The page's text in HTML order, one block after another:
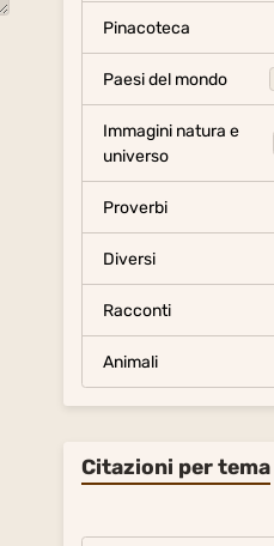
Pinacoteca
Paesi del mondo
Immagini natura e
universo
Proverbi
Diversi
Racconti
Animali
Citazioni per tema